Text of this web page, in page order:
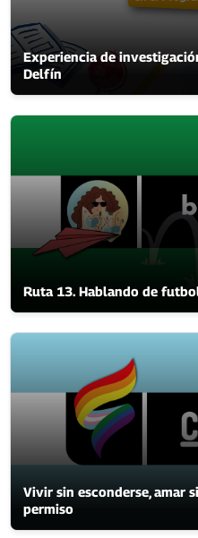
Experiencia de
Delfín
Ruta 13. Hablando de
Vivir sin esconderse, amar
permiso